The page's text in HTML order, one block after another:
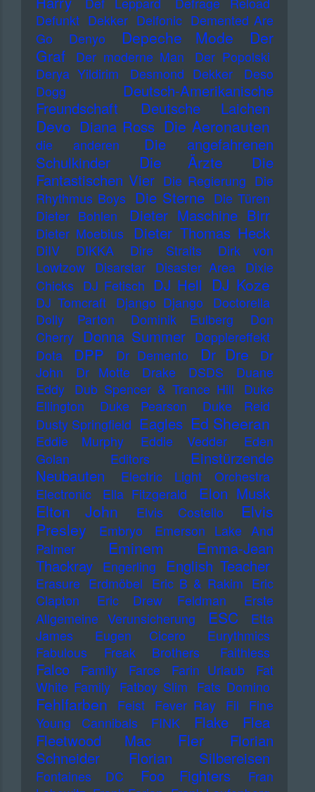
Defunkt Dekker Delfonic Demented Are
Go
Denyo Depeche Mode
Der
Graf
Der moderne Man
Der Popolski
Derya Yildirim
Desmond Dekker
Deso
Dogg
Deutsch-Amerikanische
Freundschaft
Deutsche Laichen
Devo Diana Ross Die Aeronauten
die anderen
Die angefahrenen
Schulkinder
Die Ärzte
Die
Fantastischen Vier Die Regierung Die
Rhythmus Boys Die Sterne Die Türen
Dieter Bohlen
Dieter Maschine Birr
Dieter Moebius Dieter Thomas Heck
DiIV DIKKA Dire Straits
Dirk von
Lowtzow
Disarstar Disaster Area
Dixie
Chicks DJ Fetisch DJ Hell DJ Koze
DJ Tomcraft Django Django
Doctorella
Dolly Parton
Dominik Eulberg
Don
Cherry Donna Summer Dopplereffekt
Dota
DPP Dr Demento Dr Dre
Dr
John
Dr Motte Drake DSDS
Duane
Eddy
Dub Spencer & Trance Hill
Duke
Ellington
Duke Pearson
Duke Reid
Dusty Springfield Eagles Ed Sheeran
Eddie Murphy Eddie Vedder
Eden
Golan
Editors
Einstürzende
Neubauten
Electric Light Orchestra
Electronic
Ella Fitzgerald Elon Musk
Elton John Elvis Costello
Elvis
Presley
Embryo
Emerson Lake And
Palmer
Eminem
Emma-Jean
Thackray
Engerling English Teacher
Erasure Erdmöbel Eric B & Rakim Eric
Clapton
Eric Drew Feldman
Erste
Allgemeine Verunsicherung
ESC
Etta
James
Eugen Cicero
Eurythmics
Fabulous Freak Brothers
Faithless
Falco Family Farce Farin Urlaub
Fat
White Family Fatboy Slim Fats Domino
Fehlfarben Feist Fever Ray Fil
Fine
Young Cannibals
FINK Flake
Flea
Fleetwood Mac
Fler
Florian
Schneider
Florian Silbereisen
Fontaines DC Foo Fighters
Fran